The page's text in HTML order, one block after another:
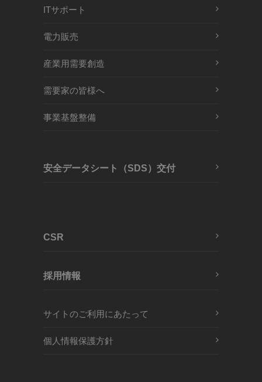
ITサポート
電力販売
産業用需要創造
需要家の皆様へ
事業基盤整備
安全データシート（SDS）交付
CSR
採用情報
サイトのご利用にあたって
個人情報保護方針